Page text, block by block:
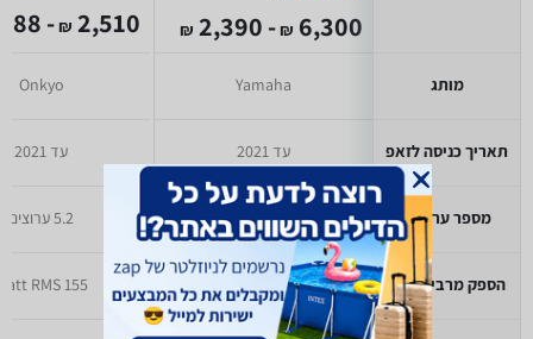
מותג
תאריך כניסה לזאפ
מספר ערוצים
הספק מרבי לערוץ
6,300
₪
- 2,390
₪
Yamaha
עד 2021
5.2 ערוצים
80 Watt RMS
2,510
₪
- 1,988
Onkyo
עד 2021
5.2 ערוצים
155 Watt RMS